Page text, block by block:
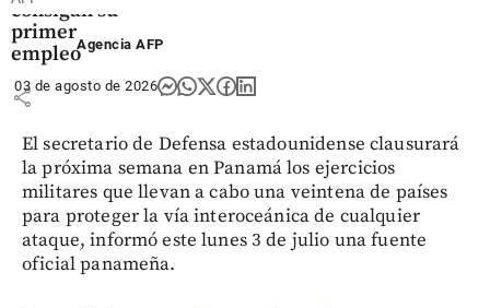
consigan su
primer
empleo
share
Agencia AFP
03 de agosto de 2026
El secretario de Defensa estadounidense clausurará
la próxima semana en Panamá los ejercicios
militares que llevan a cabo una veintena de países
para proteger la vía interoceánica de cualquier
ataque, informó este lunes 3 de julio una fuente
oficial panameña.